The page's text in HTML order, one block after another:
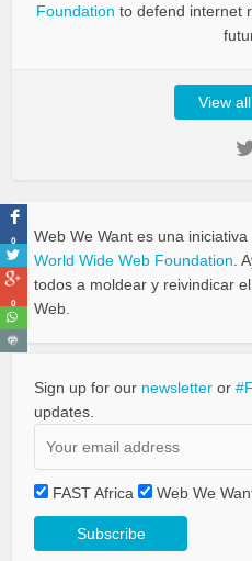
Foundation to defend internet
View
Web We Want es una
World Wide Web Foundation .
todos a moldear y reivindicar
Web.
Sign up for our newsletter or
updates.
FAST Africa Web We
0
0